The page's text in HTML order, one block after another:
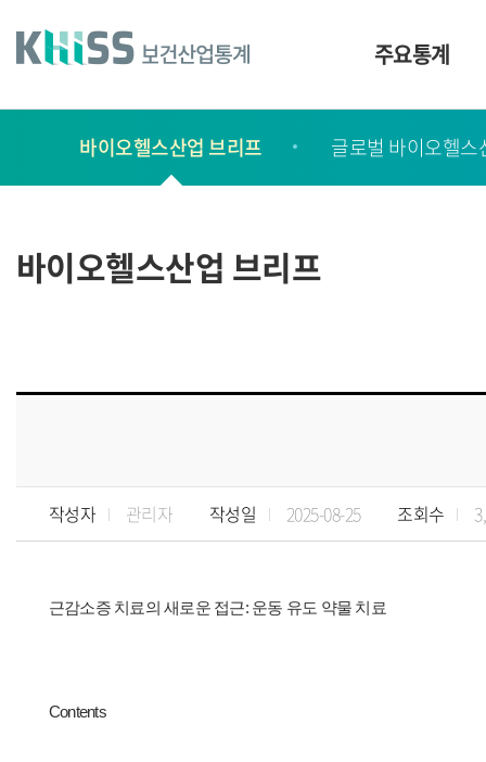
건
주요통계
서
간
행
바이오헬스산업 브리프 글로벌 바이오헬스
바이오헬스산업 브리프
작성자 관리자 작성일 2025-08-25 조회수
근감소증 치료의 새로운 접근: 운동 유도 약물 치료
Contents